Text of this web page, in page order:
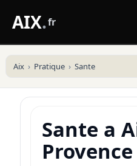
AIX.fr
Aix Pratique Sante
Sante a
Provence